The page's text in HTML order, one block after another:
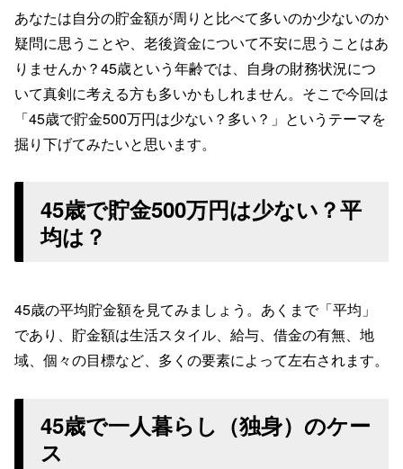
あなたは自分の貯金額が周りと比べて多いのか少ないのか
疑問に思うことや、老後資金について不安に思うことはあ
りませんか？45歳という年齢では、自身の財務状況につ
いて真剣に考える方も多いかもしれません。そこで今回は
「45歳で貯金500万円は少ない？多い？」というテーマを
掘り下げてみたいと思います。
45歳で貯金500万円は少ない？平
均は？
45歳の平均貯金額を見てみましょう。あくまで「平均」
であり、貯金額は生活スタイル、給与、借金の有無、地
域、個々の目標など、多くの要素によって左右されます。
45歳で一人暮らし（独身）のケー
ス